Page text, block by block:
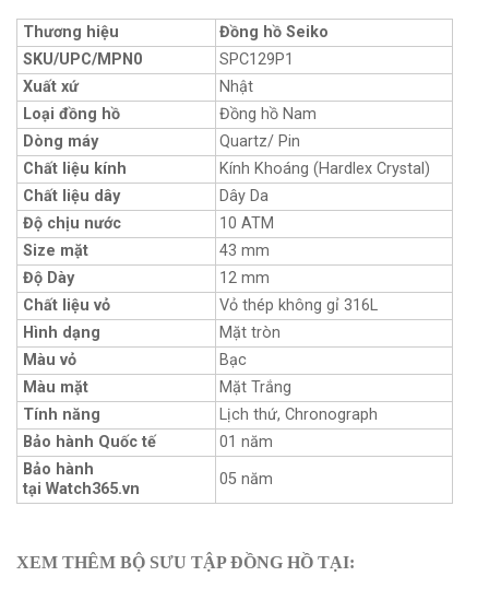
Thương hiệu
Đồng hồ Seiko
SKU/UPC/MPN0
SPC129P1
Xuất xứ
Nhật
Loại đồng hồ
Đồng hồ Nam
Dòng máy
Quartz/ Pin
Chất liệu kính
Kính Khoáng (Hardlex Crystal)
Chất liệu dây
Dây Da
Độ chịu nước
10 ATM
Size mặt
43 mm
Độ Dày
12 mm
Chất liệu vỏ
Vỏ thép không gỉ 316L
Hình dạng
Mặt tròn
Màu vỏ
Bạc
Màu mặt
Mặt Trắng
Tính năng
Lịch thứ, Chronograph
Bảo hành Quốc tế
01 năm
Bảo hành
tại Watch365.vn
05 năm
XEM THÊM BỘ SƯU TẬP ĐỒNG HỒ TẠI: